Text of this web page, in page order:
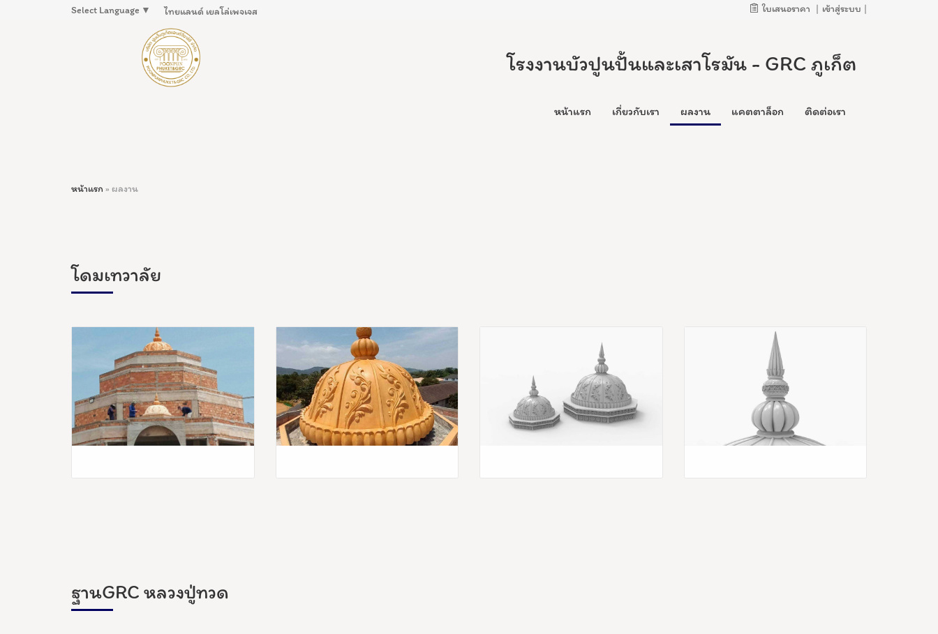
Select Language ▼ ไทยแลนด์ เยลโล่เพจเจส ใบเสนอราคา | เข้าสู่ระบบ |
โรงงานบัวปูนปั้นและเสาโรมัน - GRC ภูเก็ต
หน้าแรก เกี่ยวกับเรา ผลงาน แคตตาล็อก ติดต่อเรา
หน้าแรก » ผลงาน
โดมเทวาลัย
ฐานGRC หลวงปู่ทวด